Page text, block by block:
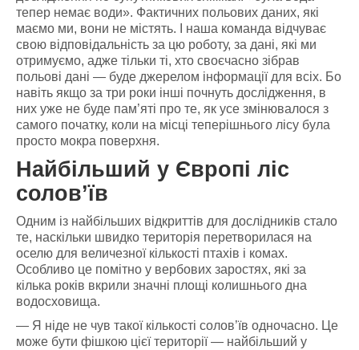
тепер немає води». Фактичних польових даних, які
маємо ми, вони не містять. І наша команда відчуває
свою відповідальність за цю роботу, за дані, які ми
отримуємо, адже тільки ті, хто своєчасно зібрав
польові дані — буде джерелом інформації для всіх. Бо
навіть якщо за три роки інші почнуть дослідження, в
них уже не буде пам’яті про те, як усе змінювалося з
самого початку, коли на місці теперішнього лісу була
просто мокра поверхня.
Найбільший у Європі ліс
солов’їв
Одним із найбільших відкриттів для дослідників стало
те, наскільки швидко територія перетворилася на
оселю для величезної кількості птахів і комах.
Особливо це помітно у вербових заростях, які за
кілька років вкрили значні площі колишнього дна
водосховища.
— Я ніде не чув такої кількості солов’їв одночасно. Це
може бути фішкою цієї території — найбільший у